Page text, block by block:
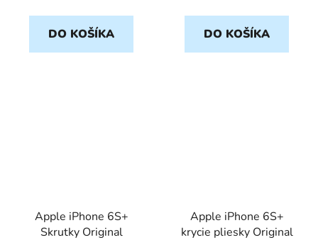
DO KOŠÍKA DO KOŠÍKA
Apple iPhone 6S+
Skrutky Original
Apple iPhone 6S+
krycie pliesky Original